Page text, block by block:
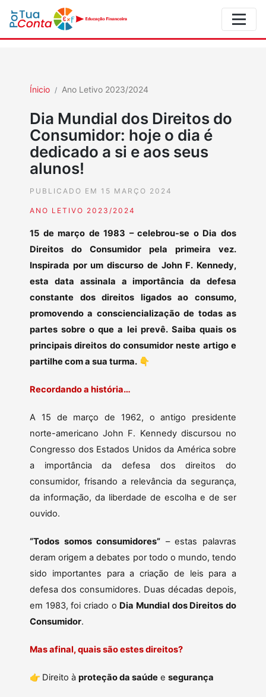
Ínicio Ano Letivo 2023/2024
Dia Mundial dos Direitos do
Consumidor: hoje o dia é
dedicado a si e aos seus
alunos!
PUBLICADO EM 15 MARÇO 2024
ANO LETIVO 2023/2024
15 de março de 1983 – celebrou-se o Dia dos
Direitos do Consumidor pela primeira vez.
Inspirada por um discurso de John F. Kennedy,
esta data assinala a importância da defesa
constante dos direitos ligados ao consumo,
promovendo a consciencialização de todas as
partes sobre o que a lei prevê. Saiba quais os
principais direitos do consumidor neste artigo e
partilhe com a sua turma. 👇
Recordando a história…
A 15 de março de 1962, o antigo presidente
norte-americano John F. Kennedy discursou no
Congresso dos Estados Unidos da América sobre
a importância da defesa dos direitos do
consumidor, frisando a relevância da segurança,
da informação, da liberdade de escolha e de ser
ouvido.
“Todos somos consumidores” – estas palavras
deram origem a debates por todo o mundo, tendo
sido importantes para a criação de leis para a
defesa dos consumidores. Duas décadas depois,
em 1983, foi criado o Dia Mundial dos Direitos do
Consumidor.
Mas afinal, quais são estes direitos?
👉 Direito à proteção da saúde e segurança